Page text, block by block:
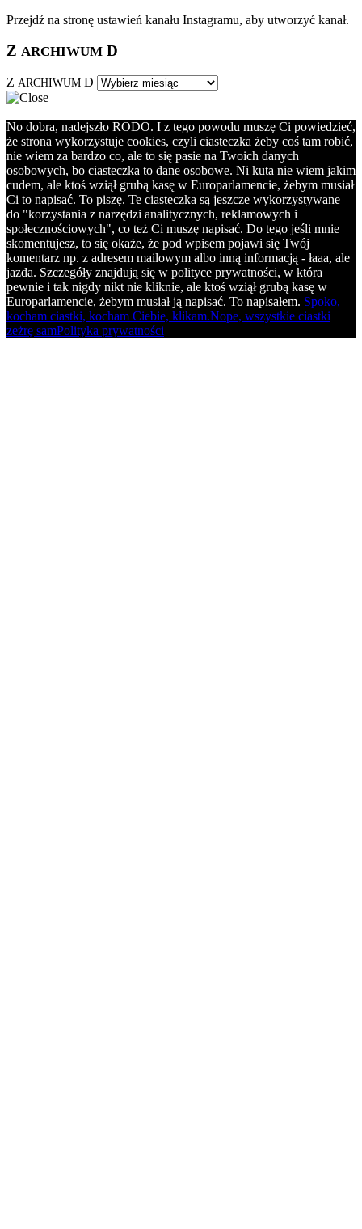
Przejdź na stronę ustawień kanału Instagramu, aby utworzyć kanał.
Z ARCHIWUM D
Z ARCHIWUM D
No dobra, nadejszło RODO. I z tego powodu muszę Ci powiedzieć,
że strona wykorzystuje cookies, czyli ciasteczka żeby coś tam robić,
nie wiem za bardzo co, ale to się pasie na Twoich danych
osobowych, bo ciasteczka to dane osobowe. Ni kuta nie wiem jakim
cudem, ale ktoś wziął grubą kasę w Europarlamencie, żebym musiał
Ci to napisać. To piszę. Te ciasteczka są jeszcze wykorzystywane
do "korzystania z narzędzi analitycznych, reklamowych i
społecznościowych", co też Ci muszę napisać. Do tego jeśli mnie
skomentujesz, to się okaże, że pod wpisem pojawi się Twój
komentarz np. z adresem mailowym albo inną informacją - łaaa, ale
jazda. Szczegóły znajdują się w polityce prywatności, w która
pewnie i tak nigdy nikt nie kliknie, ale ktoś wziął grubą kasę w
Europarlamencie, żebym musiał ją napisać. To napisałem. Spoko,
kocham ciastki, kocham Ciebie, klikam.Nope, wszystkie ciastki
zeżrę samPolityka prywatności